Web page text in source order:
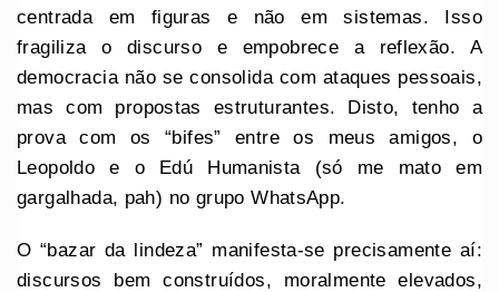
centrada em figuras e não em sistemas. Isso
fragiliza o discurso e empobrece a reflexão. A
democracia não se consolida com ataques pessoais,
mas com propostas estruturantes. Disto, tenho a
prova com os “bifes” entre os meus amigos, o
Leopoldo e o Edú Humanista (só me mato em
gargalhada, pah) no grupo WhatsApp.
O “bazar da lindeza” manifesta-se precisamente aí:
discursos bem construídos, moralmente elevados,